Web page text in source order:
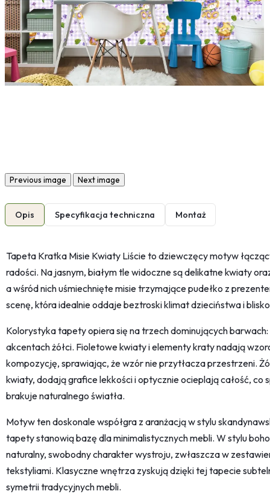
Previous image Next image
Opis Specyfikacja techniczna Montaż
Tapeta Kratka Misie Kwiaty Liście to dziewczęcy motyw
radości. Na jasnym, białym tle widoczne są delikatne kwiaty
a wśród nich uśmiechnięte misie trzymające pudełko z
scenę, która idealnie oddaje beztroski klimat dzieciństwa i
Kolorystyka tapety opiera się na trzech dominujących
akcentach żółci. Fioletowe kwiaty i elementy kraty nadają
kompozycję, sprawiając, że wzór nie przytłacza przestrzeni.
kwiaty, dodają grafice lekkości i optycznie ocieplają całość, co
brakuje naturalnego światła.
Motyw ten doskonale współgra z aranżacją w stylu
tapety stanowią bazę dla minimalistycznych mebli. W stylu
naturalny, swobodny charakter wystroju, zwłaszcza w
tekstyliami. Klasyczne wnętrza zyskują dzięki tej tapecie
symetrii tradycyjnych mebli.